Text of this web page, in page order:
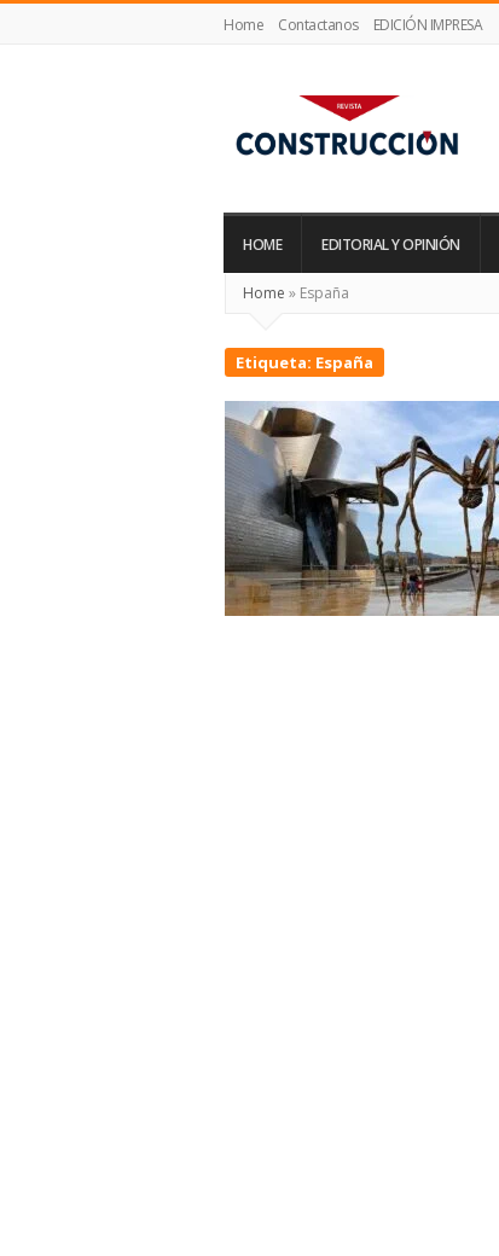
Home Contactanos EDICIÓN IMPRESA
Construcción
HOME EDITORIAL Y OPINIÓN
Home » España
Etiqueta: España